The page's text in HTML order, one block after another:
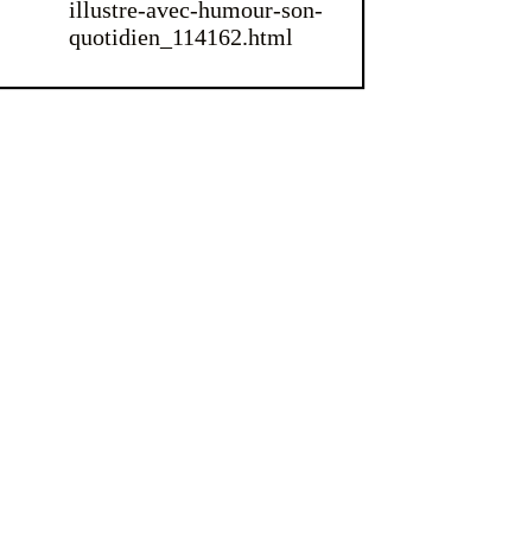
illustre-avec-humour-son-
quotidien_114162.html